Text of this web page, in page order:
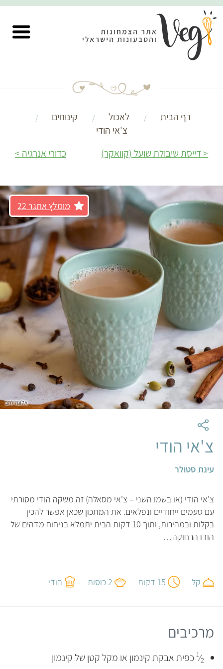
דף הבית לאכול
קינוחים
צ'אי הודי
דייסת שיבולת שועל (קוואקר)
כדורי אנרגיה
מומלץ אתגר 22
אלונה להב
צ'אי הודי
עינת סטולר
צ'אי הודי (או בשמו השני – צ'אי מסאלה) זה משקה הודי מסורתי
עם טעמים ייחודיים ונפלאים. את המתכון שכאן אפשר להכין
בקלות ובמהירות, ותוך 10 דקות הבית יתמלא בניחוח מדהים של
הודו הרחוקה…
קל 15 דקות 2 כוסות הודי
מרכיבים
1⁄2 כפית אבקת קינמון או מקל קטן של קינמון